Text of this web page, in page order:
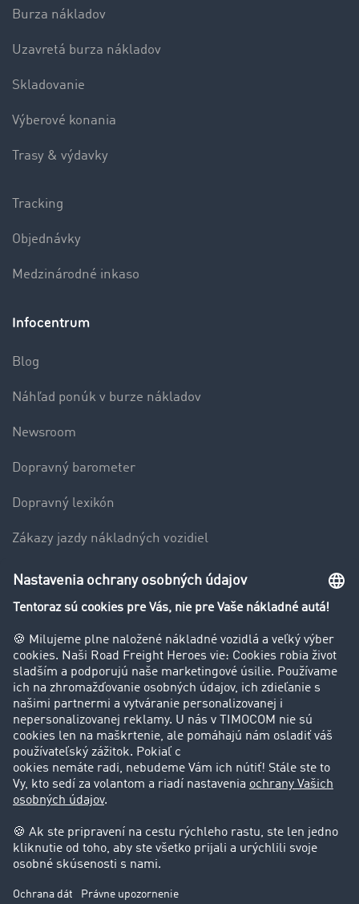
Burza nákladov
Uzavretá burza nákladov
Skladovanie
Výberové konania
Trasy & výdavky
Tracking
Objednávky
Medzinárodné inkaso
Infocentrum
Blog
Náhľad ponúk v burze nákladov
Newsroom
Dopravný barometer
Dopravný lexikón
Zákazy jazdy nákladných vozidiel
Firma
Príbehy zákazníkov
Zákazníci získavajú zákazníkov
Podpora
Kontakt
Právne informácie
Impressum
VOP